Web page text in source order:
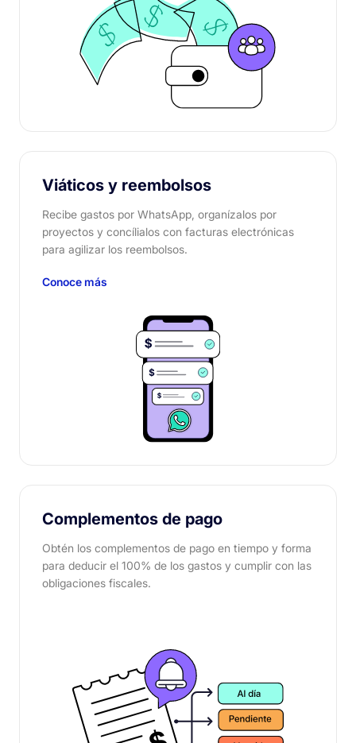
Viáticos y reembolsos
Recibe gastos por WhatsApp, organízalos por
proyectos y concílialos con facturas electrónicas
para agilizar los reembolsos.
Conoce más
Complementos de pago
Obtén los complementos de pago en tiempo y forma
para deducir el 100% de los gastos y cumplir con las
obligaciones fiscales.